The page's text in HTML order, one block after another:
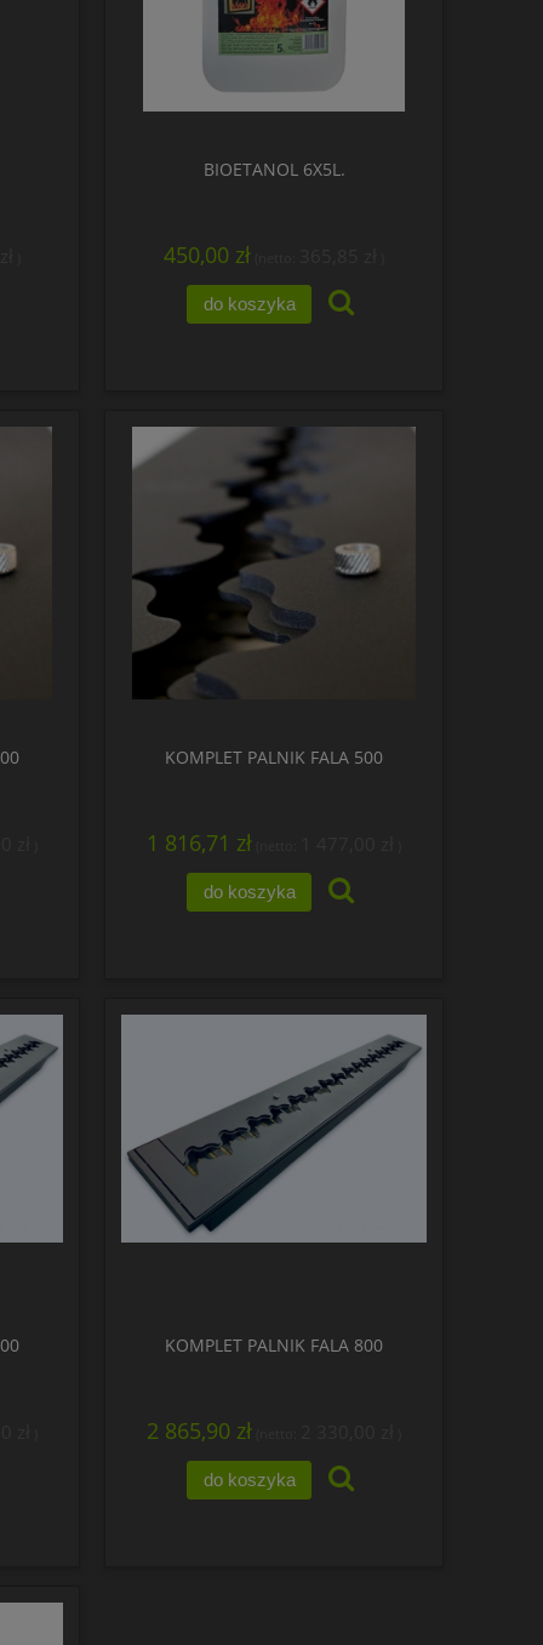
BIOETANOL 6X5L.
450,00 zł
do koszyka
KOMPLET PALNIK FALA 500
1 816,71 zł
do koszyka
KOMPLET PALNIK FALA 800
2 865,90 zł
do koszyka